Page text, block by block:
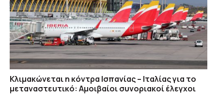
Κλιμακώνεται η κόντρα Ισπανίας – Ιταλίας για το
μεταναστευτικό: Αμοιβαίοι συνοριακοί έλεγχοι